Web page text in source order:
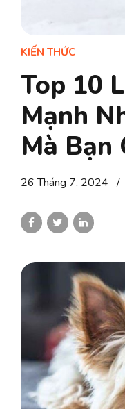
KIẾN THỨC
Top 10
Mạnh
Mà Bạn
26 Tháng 7, 2024